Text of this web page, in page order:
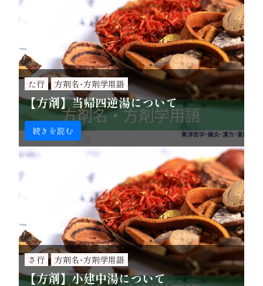
た行 方剤名･方剤学用語
【方剤】当帰四逆湯について
続きを読む
さ行 方剤名･方剤学用語
【方剤】小建中湯について